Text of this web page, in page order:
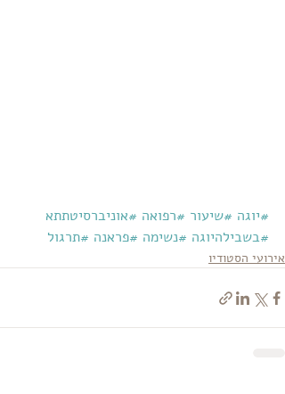
#יוגה #שיעור #רפואה #אוניברסיטתתא
#בשבילהיוגה #נשימה #פראנה #תרגול
אירועי הסטודיו